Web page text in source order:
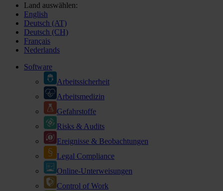
Land auswählen:
English
Deutsch (AT)
Deutsch (CH)
Français
Nederlands
Software
Arbeitssicherheit
Arbeitsmedizin
Gefahrstoffe
Risks & Audits
Ereignisse & Beobachtungen
Legal Compliance
Online-Unterweisungen
Control of Work